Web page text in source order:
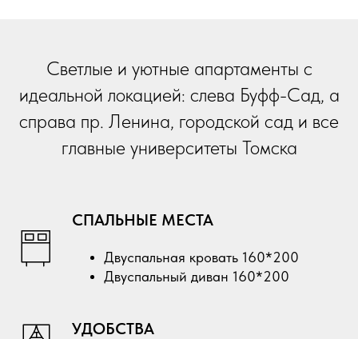
Светлые и уютные апартаменты с
идеальной локацией: слева Буфф-Сад, а
справа пр. Ленина, городской сад и все
главные университеты Томска
СПАЛЬНЫЕ МЕСТА
Двуспальная кровать 160*200
Двуспальный диван 160*200
УДОБСТВА